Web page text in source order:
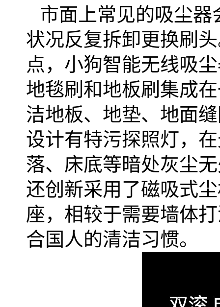
市面上常见的吸尘
状况反复拆卸更换刷
点，小狗智能无线吸
地毯刷和地板刷集成
洁地板、地垫、地面
设计有特污探照灯，
落、床底等暗处灰尘
还创新采用了磁吸式
座，相较于需要墙体
合国人的清洁习惯。